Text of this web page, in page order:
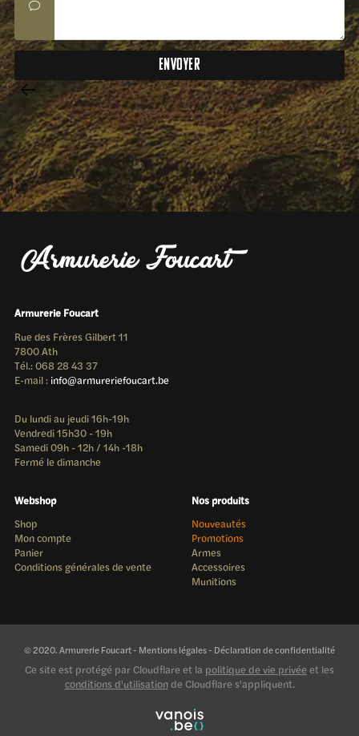
Armurerie Foucart
Rue des Frères Gilbert 11
7800 Ath
Tél.: 068 28 43 37
E-mail : info@armureriefoucart.be
Du lundi au jeudi 16h-19h
Vendredi 15h30 - 19h
Samedi 09h - 12h / 14h -18h
Fermé le dimanche
Webshop
Shop
Mon compte
Panier
Conditions générales de vente
Nos produits
Nouveautés
Promotions
Armes
Accessoires
Munitions
© 2020. Armurerie Foucart - Mentions légales- Déclaration de confidentialité
Ce site est protégé par Cloudflare et la politique de vie privée et les
conditions d'utilisationde Cloudflare s'appliquent.